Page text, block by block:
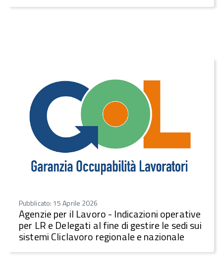
Pubblicato: 15 Aprile 2026
Agenzie per il Lavoro - Indicazioni operative
per LR e Delegati al fine di gestire le sedi sui
sistemi Cliclavoro regionale e nazionale